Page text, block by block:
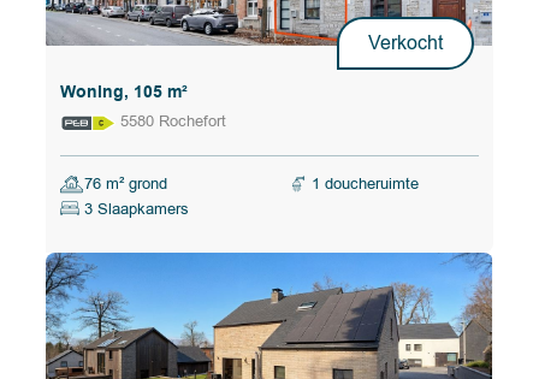
Verkocht
Woning, 105 m²
5580 Rochefort
76 m² grond
1 doucheruimte
3 Slaapkamers